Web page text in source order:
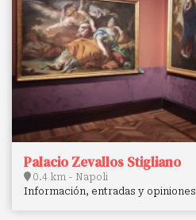
Palacio Zevallos Stigliano
0.4 km - Napoli
Información, entradas y opiniones